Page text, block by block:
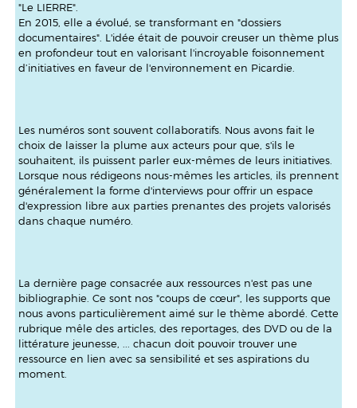
"Le LIERRE".
En 2015, elle a évolué, se transformant en "dossiers
documentaires". L'idée était de pouvoir creuser un thème plus
en profondeur tout en valorisant l'incroyable foisonnement
d’initiatives en faveur de l'environnement en Picardie.
Les numéros sont souvent collaboratifs. Nous avons fait le
choix de laisser la plume aux acteurs pour que, s'ils le
souhaitent, ils puissent parler eux-mêmes de leurs initiatives.
Lorsque nous rédigeons nous-mêmes les articles, ils prennent
généralement la forme d'interviews pour offrir un espace
d'expression libre aux parties prenantes des projets valorisés
dans chaque numéro.
La dernière page consacrée aux ressources n'est pas une
bibliographie. Ce sont nos "coups de cœur", les supports que
nous avons particulièrement aimé sur le thème abordé. Cette
rubrique mêle des articles, des reportages, des DVD ou de la
littérature jeunesse, ... chacun doit pouvoir trouver une
ressource en lien avec sa sensibilité et ses aspirations du
moment.